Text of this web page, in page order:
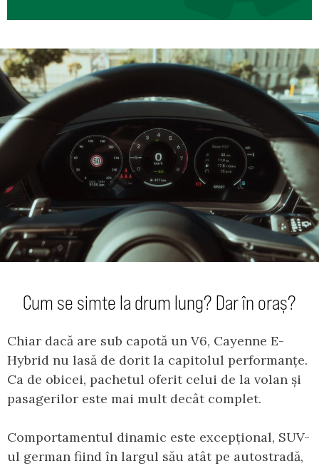
Cum se simte la drum lung? Dar în oraș?
Chiar dacă are sub capotă un V6, Cayenne E-
Hybrid nu lasă de dorit la capitolul performanțe.
Ca de obicei, pachetul oferit celui de la volan și
pasagerilor este mai mult decât complet.
Comportamentul dinamic este excepțional, SUV-
ul german fiind în largul său atât pe autostradă,